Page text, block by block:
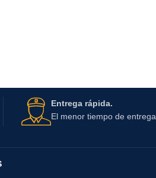
Entrega rápida.
El menor tiempo de entrega